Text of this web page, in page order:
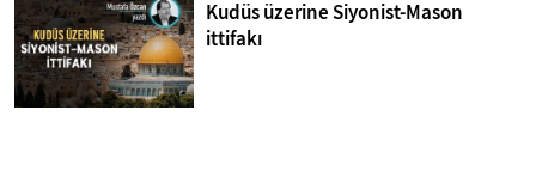
Kudüs üzerine Siyonist-Mason
ittifakı